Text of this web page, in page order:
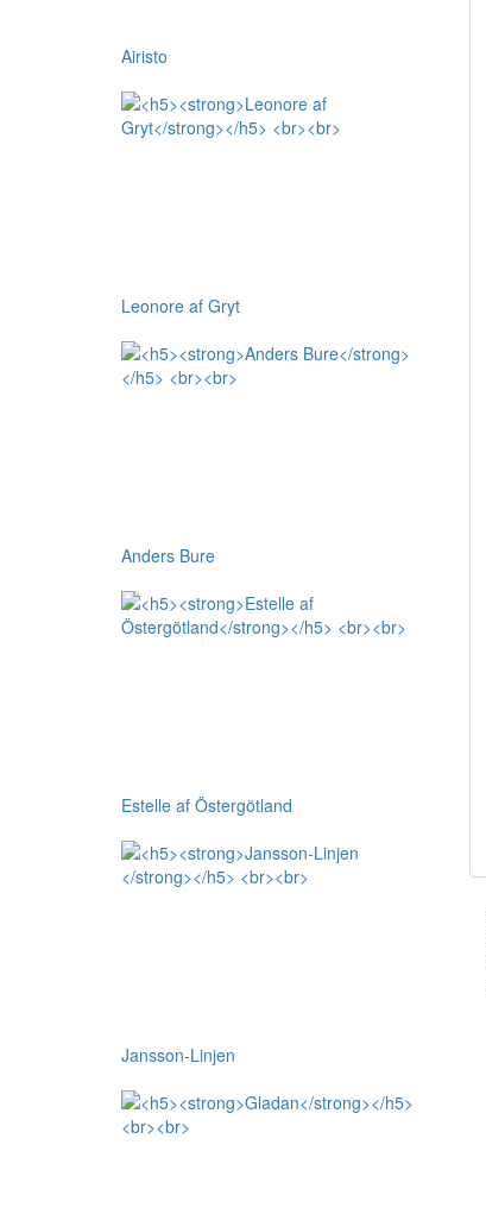
Airisto
Leonore af Gryt
Anders Bure
Estelle af Östergötland
Jansson-Linjen